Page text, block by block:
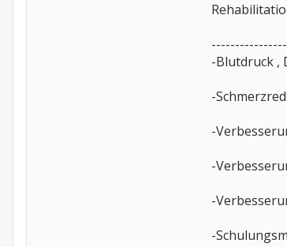
-Blutdruck ,
-
-
-
-
-